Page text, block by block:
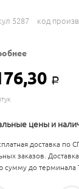
5287 код
Р
цены и
доставка по
заказов.
сумму до терминала